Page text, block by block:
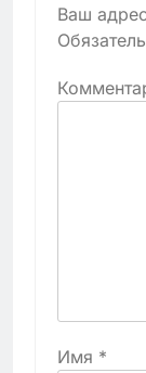
Ваш
Имя *